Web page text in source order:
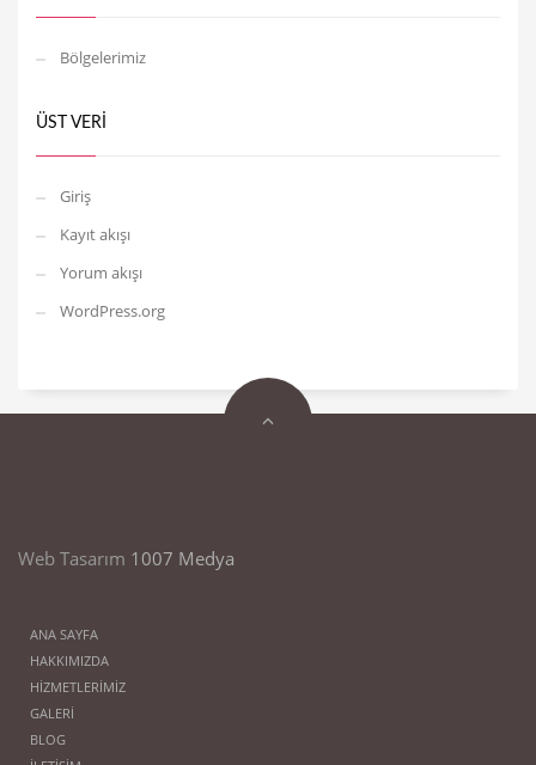
Bölgelerimiz
ÜST VERI
Giriş
Kayıt akışı
Yorum akışı
WordPress.org
Web Tasarım 1007 Medya
ANA SAYFA
HAKKIMIZDA
HİZMETLERİMİZ
GALERİ
BLOG